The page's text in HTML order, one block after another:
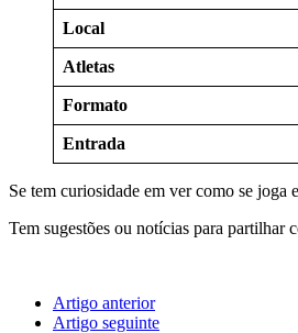
Local
Atletas
Formato
Entrada
Se tem curiosidade em ver como se joga
Tem sugestões ou notícias para
Artigo anterior
Artigo seguinte